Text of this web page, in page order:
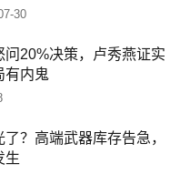
30
问20%决策，卢秀燕证实
有内鬼
？高端武器库存告急，
生